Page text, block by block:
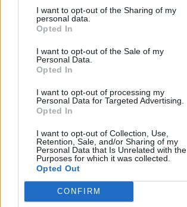
I want to opt-out of the Sharing of my
personal data.
Opted In
I want to opt-out of the Sale of my
Personal Data.
Opted In
I want to opt-out of processing my
Personal Data for Targeted Advertising.
Opted In
I want to opt-out of Collection, Use,
Retention, Sale, and/or Sharing of my
Personal Data that Is Unrelated with the
Purposes for which it was collected.
Opted Out
CONFIRM